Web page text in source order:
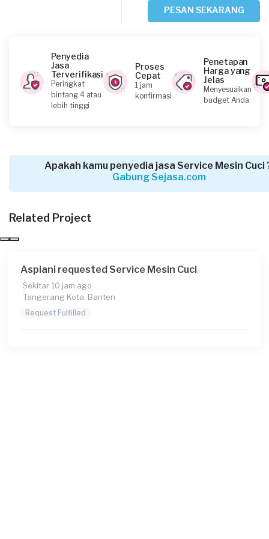
Irma requested Service Mesin Cuci
4 hari yang lalu
Tangerang Kabupaten, Banten
Tangerang Kabupaten, Banten
Galih requested Service Mesin Cuci
Tangerang Kabupaten, Banten
PESAN SEKARANG
Penyedia
Jasa
Terverifikasi
Peringkat
bintang 4 atau
lebih tinggi
Proses
Cepat
1 jam
konfirmasi
Penetapan
Harga yang
Jelas
Menyesuaikan
budget Anda
Apakah kamu penyedia jasa Service Mesin Cuci
Gabung Sejasa.com
Related Project
Aspiani requested Service Mesin Cuci
Sekitar 10 jam ago
Tangerang Kota, Banten
Request Fulfilled